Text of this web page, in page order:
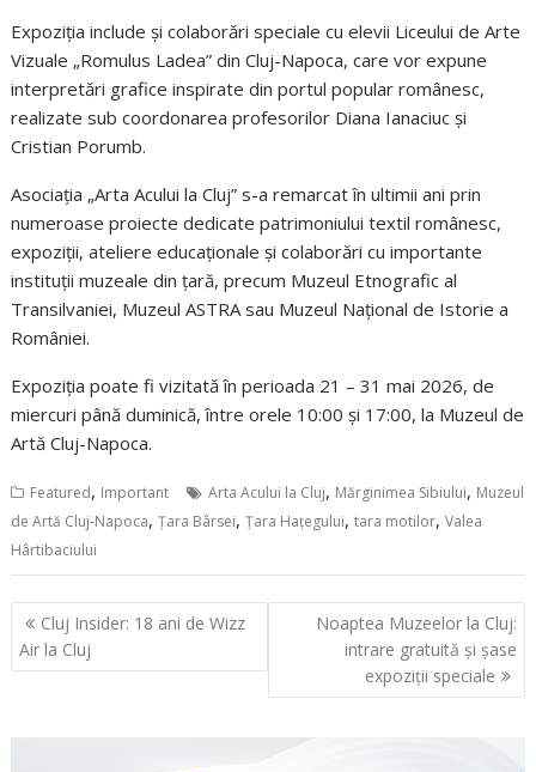
Expoziția include și colaborări speciale cu elevii Liceului de Arte
Vizuale „Romulus Ladea” din Cluj-Napoca, care vor expune
interpretări grafice inspirate din portul popular românesc,
realizate sub coordonarea profesorilor Diana Ianaciuc și
Cristian Porumb.
Asociația „Arta Acului la Cluj” s-a remarcat în ultimii ani prin
numeroase proiecte dedicate patrimoniului textil românesc,
expoziții, ateliere educaționale și colaborări cu importante
instituții muzeale din țară, precum Muzeul Etnografic al
Transilvaniei, Muzeul ASTRA sau Muzeul Național de Istorie a
României.
Expoziția poate fi vizitată în perioada 21 – 31 mai 2026, de
miercuri până duminică, între orele 10:00 și 17:00, la Muzeul de
Artă Cluj-Napoca.
Featured, Important Arta Acului la Cluj, Mărginimea Sibiului, Muzeul
de Artă Cluj-Napoca,Țara Bârsei,Țara Hațegului,tara motilor,Valea
Hârtibaciului
Navigare
în
articole
Cluj Insider: 18 ani de Wizz
Air la Cluj
Noaptea Muzeelor la Cluj:
intrare gratuită și șase
expoziții speciale